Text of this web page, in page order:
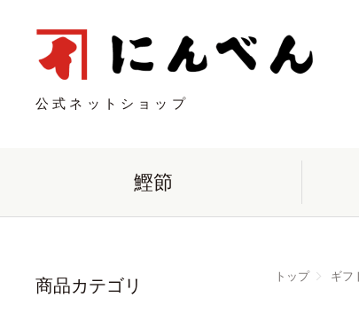
公式ネットショップ
鰹節
商品カテゴリ トップ ギフ